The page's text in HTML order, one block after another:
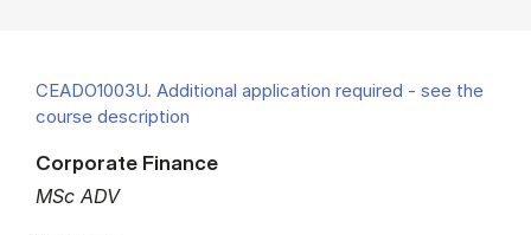
CEADO1003U. Additional application required - see the
course description
MSc ADV
Corporate Finance